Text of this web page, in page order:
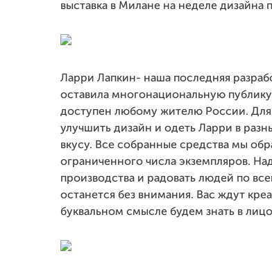
выставка в Милане на неделе
Ларри Лапкин- наша последняя
оставила многонациональную
доступен любому жителю России.
улучшить дизайн и одеть Ларри в
вкусу. Все собранные средства мы
ограниченного числа экземпляров.
производства и радовать людей по
останется без внимания. Вас ждут
буквальном смысле будем знать в